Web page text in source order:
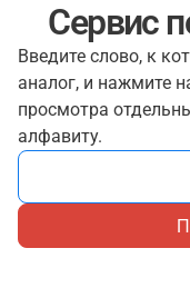
Сервис
Введите слово, к
аналог, и нажмите
просмотра
алфавиту.